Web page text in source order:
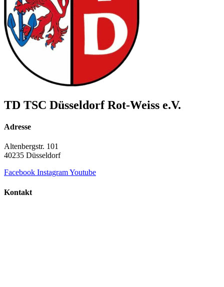
TD TSC Düsseldorf Rot-Weiss e.V.
Adresse
Altenbergstr. 101
40235 Düsseldorf
Facebook InstagramYoutube
Kontakt